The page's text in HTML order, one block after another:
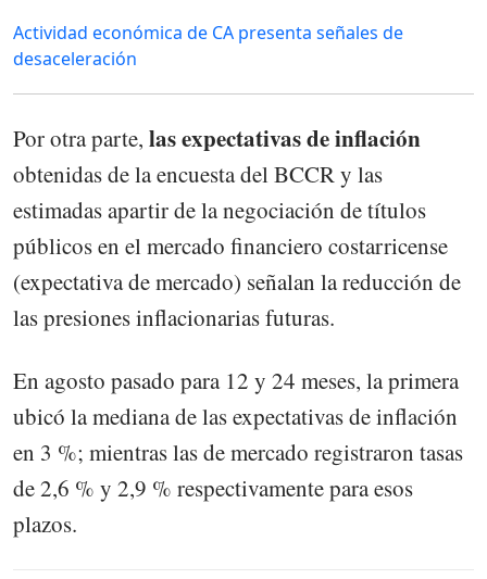
Actividad económica de CA presenta señales de
desaceleración
Por otra parte, las expectativas de inflación
obtenidas de la encuesta del BCCR y las
estimadas apartir de la negociación de títulos
públicos en el mercado financiero costarricense
(expectativa de mercado) señalan la reducción de
las presiones inflacionarias futuras.
En agosto pasado para 12 y 24 meses, la primera
ubicó la mediana de las expectativas de inflación
en 3 %; mientras las de mercado registraron tasas
de 2,6 % y 2,9 % respectivamente para esos
plazos.